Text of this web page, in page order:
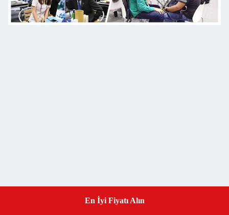
En İyi Fiyatı AlınGet a Quote